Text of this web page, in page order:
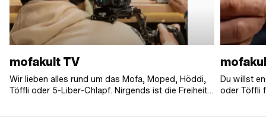
mofakult TV
Wir lieben alles rund um das Mofa, Moped, Höddi,
Töffli oder 5-Liber-Chlapf. Nirgends ist die Freiheit
Du willst
oder Töffli